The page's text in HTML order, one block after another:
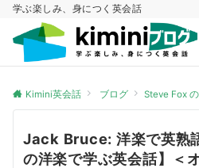
学ぶ楽しみ、身につく英会話
Kimini英会話 ブログ Steve Fox の
Jack Bruce: 洋楽で英熟
の洋楽で学ぶ英会話】＜